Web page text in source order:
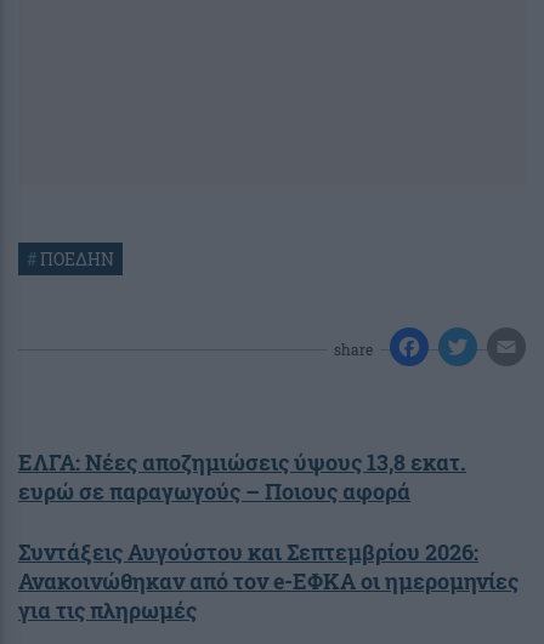
#ΠΟΕΔΗΝ
share
ΕΛΓΑ: Νέες αποζημιώσεις ύψους 13,8 εκατ.
ευρώ σε παραγωγούς – Ποιους αφορά
Συντάξεις Αυγούστου και Σεπτεμβρίου 2026:
Ανακοινώθηκαν από τον e-ΕΦΚΑ οι ημερομηνίες
για τις πληρωμές